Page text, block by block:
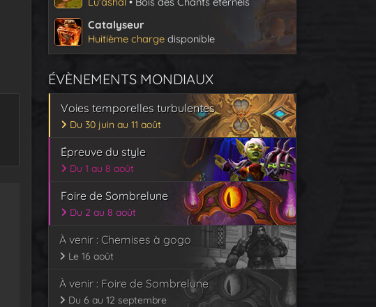
Catalyseur
Huitième charge disponible
ÉVÈNEMENTS MONDIAUX
Voies temporelles turbulentes
Du 30 juin au 11 août
Épreuve du style
Du 1 au 8 août
Foire de Sombrelune
Du 2 au 8 août
À venir : Chemises à gogo
Le 16 août
À venir : Foire de Sombrelune
Du 6 au 12 septembre